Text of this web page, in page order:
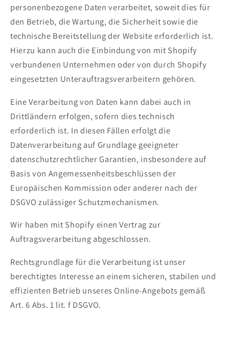
personenbezogene Daten verarbeitet, soweit dies für
den Betrieb, die Wartung, die Sicherheit sowie die
technische Bereitstellung der Website erforderlich ist.
Hierzu kann auch die Einbindung von mit Shopify
verbundenen Unternehmen oder von durch Shopify
eingesetzten Unterauftragsverarbeitern gehören.
Eine Verarbeitung von Daten kann dabei auch in
Drittländern erfolgen, sofern dies technisch
erforderlich ist. In diesen Fällen erfolgt die
Datenverarbeitung auf Grundlage geeigneter
datenschutzrechtlicher Garantien, insbesondere auf
Basis von Angemessenheitsbeschlüssen der
Europäischen Kommission oder anderer nach der
DSGVO zulässiger Schutzmechanismen.
Wir haben mit Shopify einen Vertrag zur
Auftragsverarbeitung abgeschlossen.
Rechtsgrundlage für die Verarbeitung ist unser
berechtigtes Interesse an einem sicheren, stabilen und
effizienten Betrieb unseres Online-Angebots gemäß
Art. 6 Abs. 1 lit. f DSGVO.